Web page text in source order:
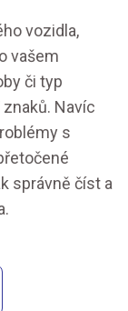
vozidla,
vašem
či typ
Navíc
s
správně číst a